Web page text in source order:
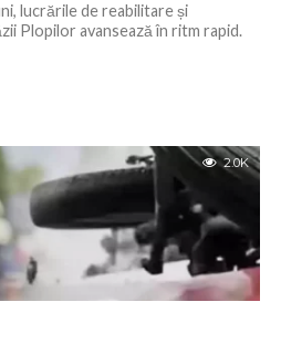
lucrările de reabilitare și
Plopilor avansează în ritm rapid.
2.0K